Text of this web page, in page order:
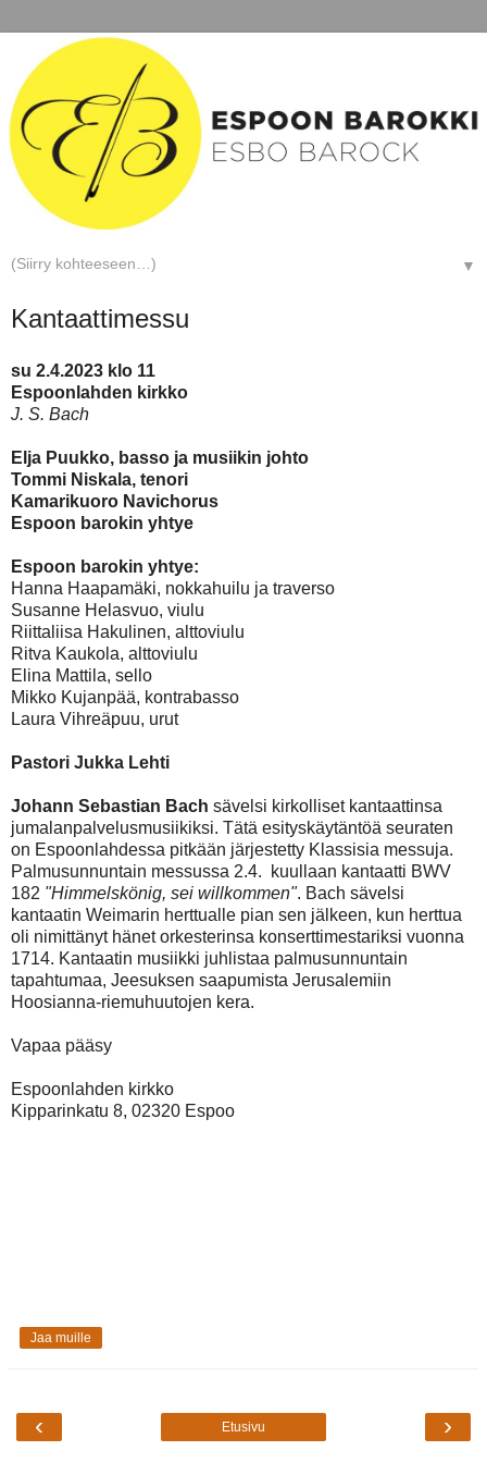
▼
Kantaattimessu
su 2.4.2023 klo 11
Espoonlahden kirkko
J. S. Bach
Elja Puukko, basso ja musiikin johto
Tommi Niskala, tenori
Kamarikuoro Navichorus
Espoon barokin yhtye
Espoon barokin yhtye:
Hanna Haapamäki, nokkahuilu ja traverso
Susanne Helasvuo, viulu
Riittaliisa Hakulinen, alttoviulu
Ritva Kaukola, alttoviulu
Elina Mattila, sello
Mikko Kujanpää, kontrabasso
Laura Vihreäpuu, urut
Pastori Jukka Lehti
Johann Sebastian Bach sävelsi kirkolliset kantaattinsa
jumalanpalvelusmusiikiksi. Tätä esityskäytäntöä seuraten
on Espoonlahdessa pitkään järjestetty Klassisia messuja.
Palmusunnuntain messussa 2.4. kuullaan kantaatti BWV
182 "Himmelskönig, sei willkommen". Bach sävelsi
kantaatin Weimarin herttualle pian sen jälkeen, kun herttua
oli nimittänyt hänet orkesterinsa konserttimestariksi vuonna
1714. Kantaatin musiikki juhlistaa palmusunnuntain
tapahtumaa, Jeesuksen saapumista Jerusalemiin
Hoosianna-riemuhuutojen kera.
Vapaa pääsy
Espoonlahden kirkko
Kipparinkatu 8, 02320 Espoo
Jaa muille
‹ ›
Etusivu